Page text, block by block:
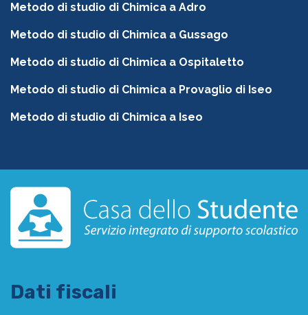
Metodo di studio di Chimica a Adro
Metodo di studio di Chimica a Gussago
Metodo di studio di Chimica a Ospitaletto
Metodo di studio di Chimica a Provaglio di Iseo
Metodo di studio di Chimica a Iseo
Dati fiscali